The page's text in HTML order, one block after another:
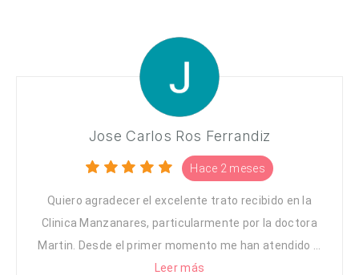
Jose Carlos Ros Ferrandiz
Hace 2 meses
Quiero agradecer el excelente trato recibido en la
Clinica Manzanares, particularmente por la doctora
Martin. Desde el primer momento me han atendido ...
Leer más